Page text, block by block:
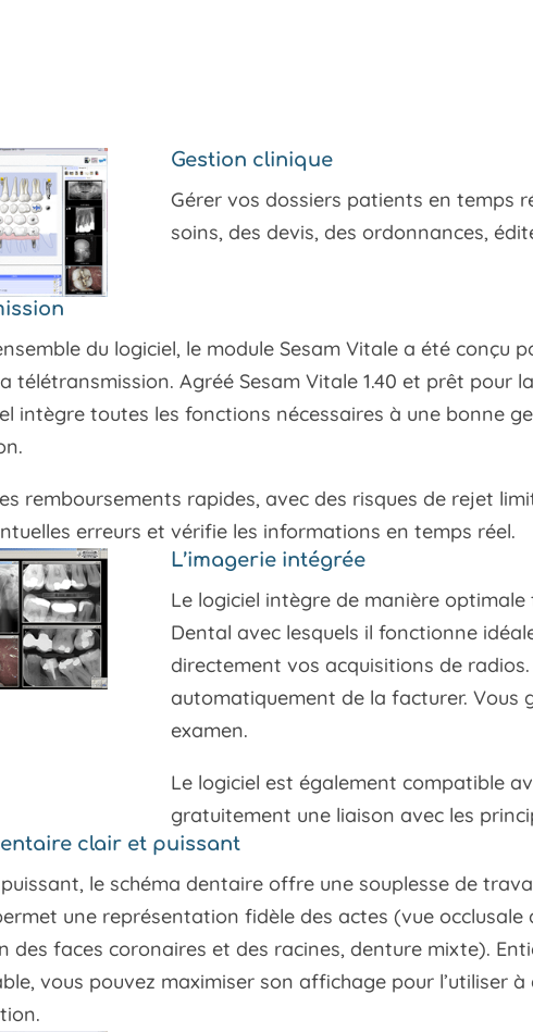
Gestion clinique
Gérer vos dossiers patients en temps
soins, des devis, des ordonnances,
du logiciel, le module Sesam Vitale a été conçu
télétransmission. Agréé Sesam Vitale 1.40 et prêt pour
intègre toutes les fonctions nécessaires à une bonne
remboursements rapides, avec des risques de rejet
erreurs et vérifie les informations en temps réel.
L’imagerie intégrée
Le logiciel intègre de manière
Dental avec lesquels il fonctionne
directement vos acquisitions de
automatiquement de la facturer. Vous
examen.
Le logiciel est également compatible
gratuitement une liaison avec les
clair et puissant
le schéma dentaire offre une souplesse de
une représentation fidèle des actes (vue occlusale
des faces coronaires et des racines, denture mixte).
vous pouvez maximiser son affichage pour l’utiliser à